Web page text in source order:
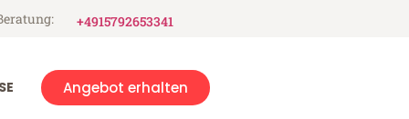
+4915792653341
Angebot erhalten